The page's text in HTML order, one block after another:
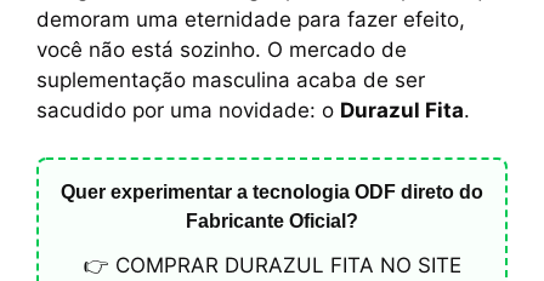
e
b
o
o
k
s
A
p
p
e
st
y
Li
n
k
gr
a
m
e
demoram uma eternidade para fazer efeito,
você não está sozinho. O mercado de
suplementação masculina acaba de ser
sacudido por uma novidade: o Durazul Fita.
Quer experimentar a tecnologia ODF direto do
Fabricante Oficial?
👉 COMPRAR DURAZUL FITA NO SITE